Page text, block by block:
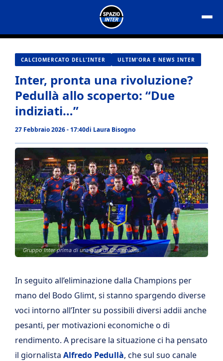
contenuto
CALCIOMERCATO DELL'INTER ULTIM'ORA E NEWS INTER
Inter, pronta una rivoluzione?
Pedullà allo scoperto: “Due
indiziati…”
27 Febbraio 2026 - 17:40di Laura Bisogno
Gruppo Inter prima di una gara di Champions.
In seguito all’eliminazione dalla Champions per
mano del Bodo Glimt, si stanno spargendo diverse
voci intorno all’Inter su possibili diversi addii anche
pesanti, per motivazioni economiche o di
rendimento. A precisare la situazione ci ha pensato
il giornalista Alfredo Pedullà, che sul suo canale